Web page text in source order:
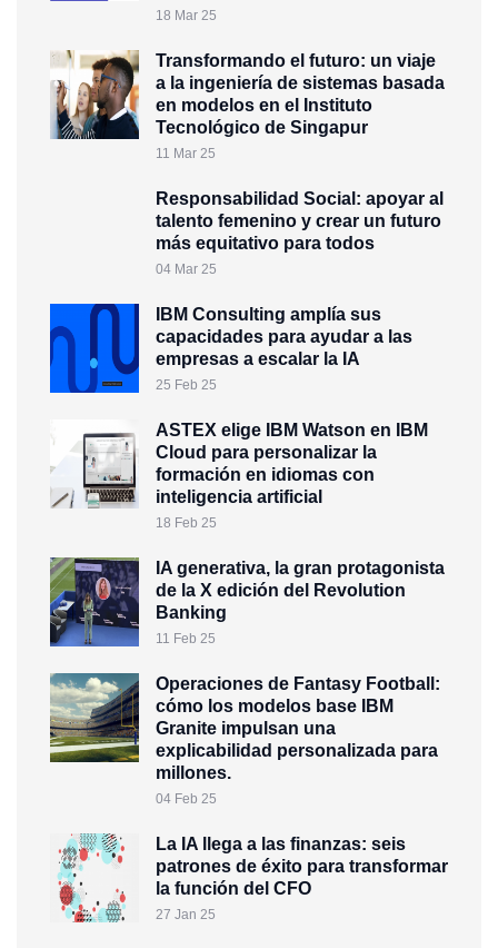
18 Mar 25
Transformando el futuro: un viaje
a la ingeniería de sistemas basada
en modelos en el Instituto
Tecnológico de Singapur
11 Mar 25
Responsabilidad Social: apoyar al
talento femenino y crear un futuro
más equitativo para todos
04 Mar 25
IBM Consulting amplía sus
capacidades para ayudar a las
empresas a escalar la IA
25 Feb 25
ASTEX elige IBM Watson en IBM
Cloud para personalizar la
formación en idiomas con
inteligencia artificial
18 Feb 25
IA generativa, la gran protagonista
de la X edición del Revolution
Banking
11 Feb 25
Operaciones de Fantasy Football:
cómo los modelos base IBM
Granite impulsan una
explicabilidad personalizada para
millones.
04 Feb 25
La IA llega a las finanzas: seis
patrones de éxito para transformar
la función del CFO
27 Jan 25